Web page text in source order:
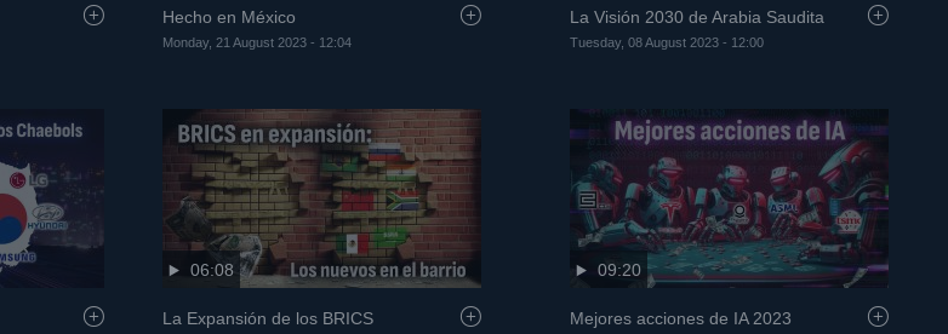
Hecho en México
Monday, 21 August 2023 - 12:04
La Visión 2030 de Arabia Saudita
Tuesday, 08 August 2023 - 12:00
06:08
La Expansión de los BRICS
09:20
Mejores acciones de IA 2023